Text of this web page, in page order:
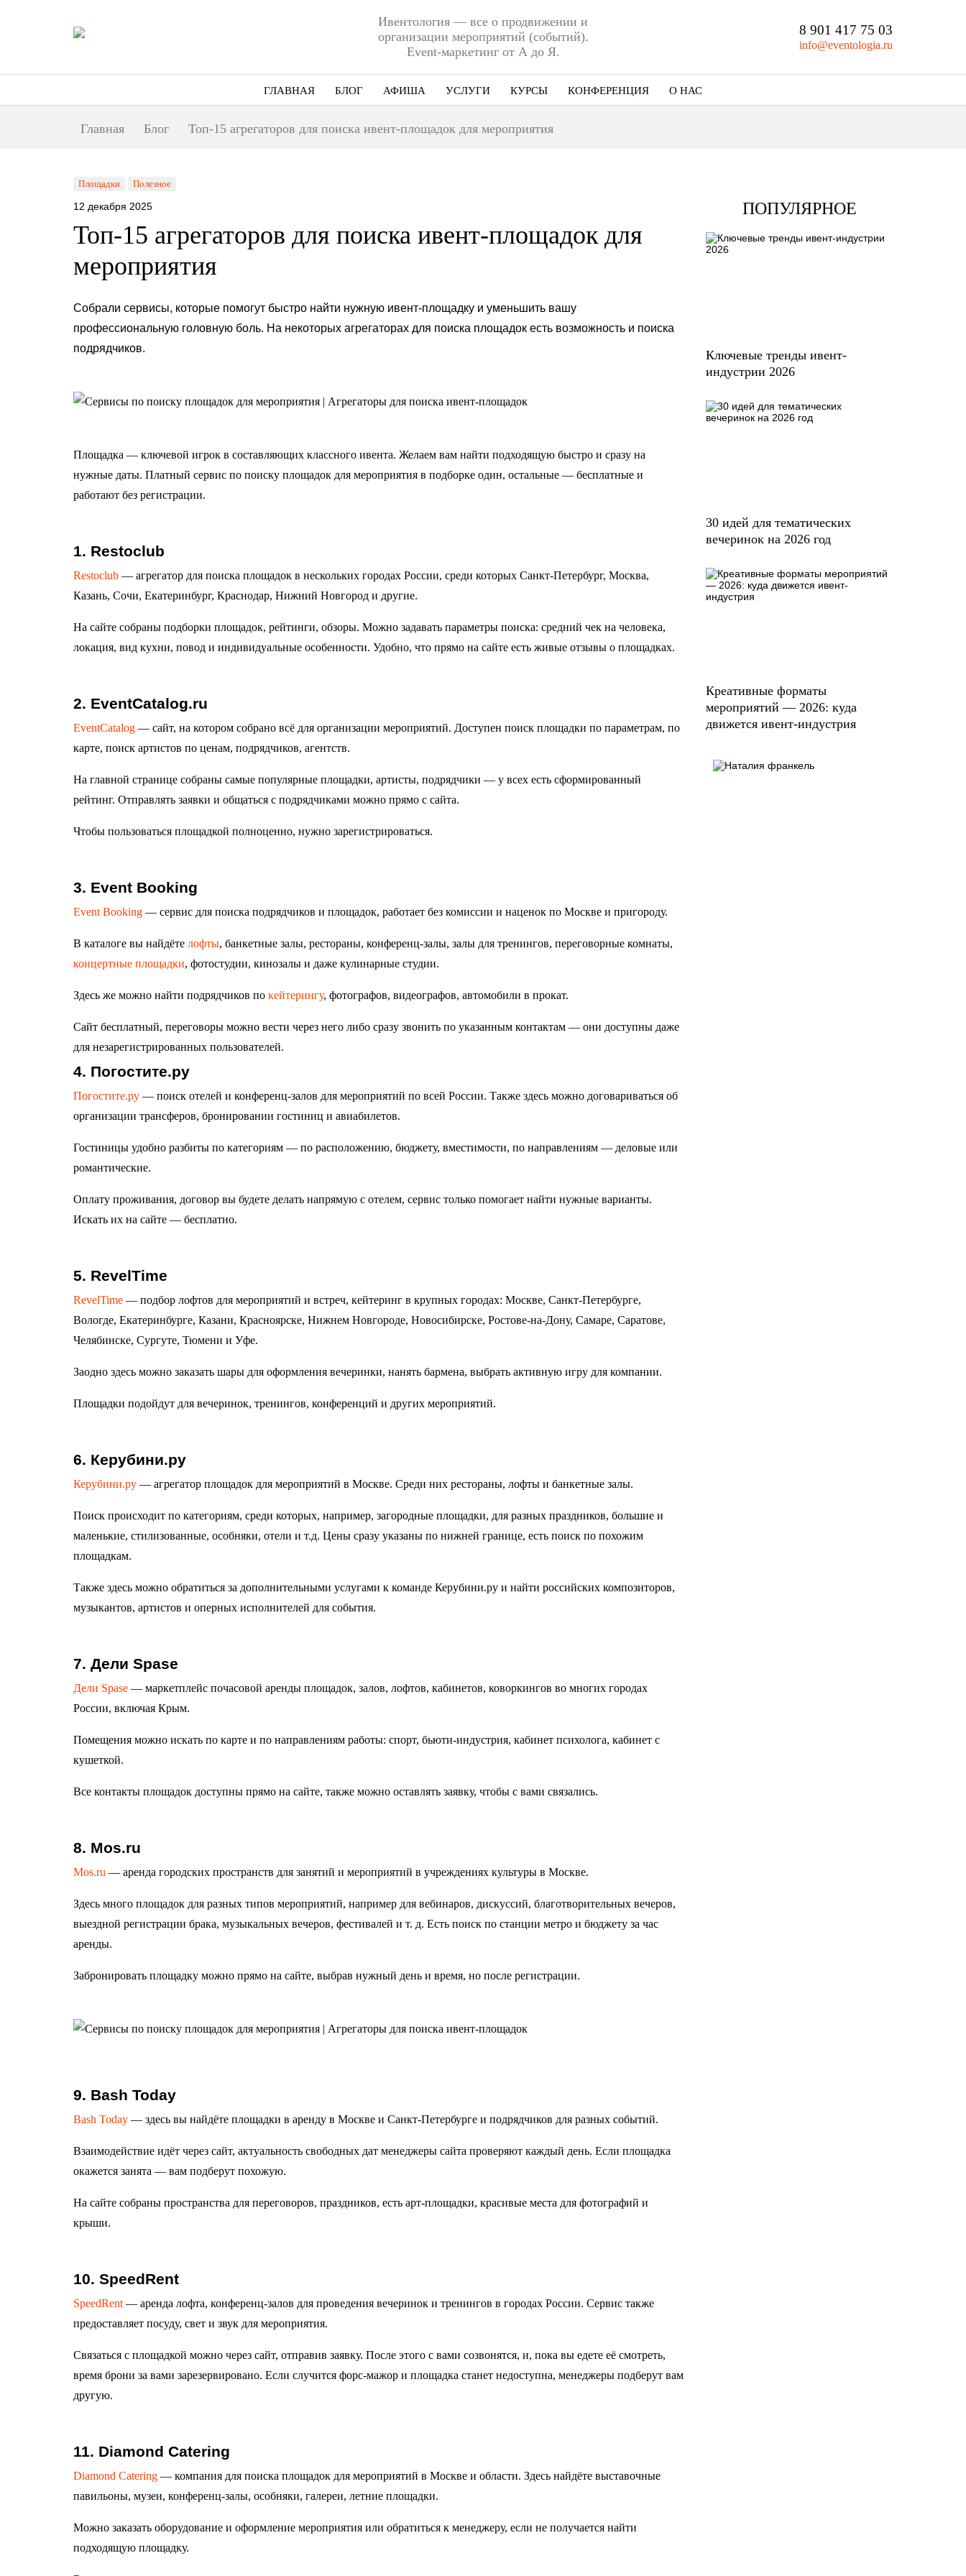
Ивентология — все о продвижении и
организации мероприятий (событий).
Event-маркетинг от А до Я.
8 901 417 75 03
info@eventologia.ru
ГЛАВНАЯ БЛОГ АФИША УСЛУГИ КУРСЫ КОНФЕРЕНЦИЯ О НАС
Главная Блог Топ-15 агрегаторов для поиска ивент-площадок для мероприятия
Площадки Полезное
12 декабря 2025
Топ-15 агрегаторов для поиска ивент-площадок для
мероприятия
Собрали сервисы, которые помогут быстро найти нужную ивент-площадку и уменьшить вашу
профессиональную головную боль. На некоторых агрегаторах для поиска площадок есть возможность и поиска
подрядчиков.
Площадка — ключевой игрок в составляющих классного ивента. Желаем вам найти подходящую быстро и сразу на
нужные даты. Платный сервис по поиску площадок для мероприятия в подборке один, остальные — бесплатные и
работают без регистрации.
1. Restoclub
Restoclub — агрегатор для поиска площадок в нескольких городах России, среди которых Санкт-Петербург, Москва,
Казань, Сочи, Екатеринбург, Краснодар, Нижний Новгород и другие.
На сайте собраны подборки площадок, рейтинги, обзоры. Можно задавать параметры поиска: средний чек на человека,
локация, вид кухни, повод и индивидуальные особенности. Удобно, что прямо на сайте есть живые отзывы о площадках.
2. EventCatalog.ru
EventCatalog — сайт, на котором собрано всё для организации мероприятий. Доступен поиск площадки по параметрам, по
карте, поиск артистов по ценам, подрядчиков, агентств.
На главной странице собраны самые популярные площадки, артисты, подрядчики — у всех есть сформированный
рейтинг. Отправлять заявки и общаться с подрядчиками можно прямо с сайта.
Чтобы пользоваться площадкой полноценно, нужно зарегистрироваться.
3. Event Booking
Event Booking — сервис для поиска подрядчиков и площадок, работает без комиссии и наценок по Москве и пригороду.
В каталоге вы найдёте лофты, банкетные залы, рестораны, конференц-залы, залы для тренингов, переговорные комнаты,
концертные площадки, фотостудии, кинозалы и даже кулинарные студии.
Здесь же можно найти подрядчиков по кейтерингу, фотографов, видеографов, автомобили в прокат.
Сайт бесплатный, переговоры можно вести через него либо сразу звонить по указанным контактам — они доступны даже
для незарегистрированных пользователей.
4. Погостите.ру
Погостите.ру — поиск отелей и конференц-залов для мероприятий по всей России. Также здесь можно договариваться об
организации трансферов, бронировании гостиниц и авиабилетов.
Гостиницы удобно разбиты по категориям — по расположению, бюджету, вместимости, по направлениям — деловые или
романтические.
Оплату проживания, договор вы будете делать напрямую с отелем, сервис только помогает найти нужные варианты.
Искать их на сайте — бесплатно.
5. RevelTime
RevelTime — подбор лофтов для мероприятий и встреч, кейтеринг в крупных городах: Москве, Санкт-Петербурге,
Вологде, Екатеринбурге, Казани, Красноярске, Нижнем Новгороде, Новосибирске, Ростове-на-Дону, Самаре, Саратове,
Челябинске, Сургуте, Тюмени и Уфе.
Заодно здесь можно заказать шары для оформления вечеринки, нанять бармена, выбрать активную игру для компании.
Площадки подойдут для вечеринок, тренингов, конференций и других мероприятий.
6. Керубини.ру
Керубини.ру — агрегатор площадок для мероприятий в Москве. Среди них рестораны, лофты и банкетные залы.
Поиск происходит по категориям, среди которых, например, загородные площадки, для разных праздников, большие и
маленькие, стилизованные, особняки, отели и т.д. Цены сразу указаны по нижней границе, есть поиск по похожим
площадкам.
Также здесь можно обратиться за дополнительными услугами к команде Керубини.ру и найти российских композиторов,
музыкантов, артистов и оперных исполнителей для события.
7. Дели Spase
Дели Spase — маркетплейс почасовой аренды площадок, залов, лофтов, кабинетов, коворкингов во многих городах
России, включая Крым.
Помещения можно искать по карте и по направлениям работы: спорт, бьюти-индустрия, кабинет психолога, кабинет с
кушеткой.
Все контакты площадок доступны прямо на сайте, также можно оставлять заявку, чтобы с вами связались.
8. Mos.ru
Mos.ru — аренда городских пространств для занятий и мероприятий в учреждениях культуры в Москве.
Здесь много площадок для разных типов мероприятий, например для вебинаров, дискуссий, благотворительных вечеров,
выездной регистрации брака, музыкальных вечеров, фестивалей и т. д. Есть поиск по станции метро и бюджету за час
аренды.
Забронировать площадку можно прямо на сайте, выбрав нужный день и время, но после регистрации.
9. Bash Today
Bash Today — здесь вы найдёте площадки в аренду в Москве и Санкт-Петербурге и подрядчиков для разных событий.
Взаимодействие идёт через сайт, актуальность свободных дат менеджеры сайта проверяют каждый день. Если площадка
окажется занята — вам подберут похожую.
На сайте собраны пространства для переговоров, праздников, есть арт-площадки, красивые места для фотографий и
крыши.
10. SpeedRent
SpeedRent — аренда лофта, конференц-залов для проведения вечеринок и тренингов в городах России. Сервис также
предоставляет посуду, свет и звук для мероприятия.
Связаться с площадкой можно через сайт, отправив заявку. После этого с вами созвонятся, и, пока вы едете её смотреть,
время брони за вами зарезервировано. Если случится форс-мажор и площадка станет недоступна, менеджеры подберут вам
другую.
11. Diamond Catering
Diamond Catering — компания для поиска площадок для мероприятий в Москве и области. Здесь найдёте выставочные
павильоны, музеи, конференц-залы, особняки, галереи, летние площадки.
Можно заказать оборудование и оформление мероприятия или обратиться к менеджеру, если не получается найти
подходящую площадку.
ПОПУЛЯРНОЕ
Ключевые тренды ивент-
индустрии 2026
30 идей для тематических
вечеринок на 2026 год
Креативные форматы
мероприятий — 2026: куда
движется ивент-индустрия